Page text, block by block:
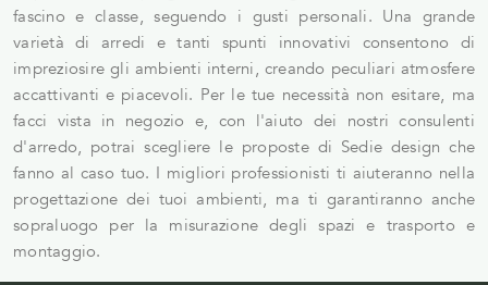
fascino e classe, seguendo i gusti personali. Una grande
varietà di arredi e tanti spunti innovativi consentono di
impreziosire gli ambienti interni, creando peculiari atmosfere
accattivanti e piacevoli. Per le tue necessità non esitare, ma
facci vista in negozio e, con l'aiuto dei nostri consulenti
d'arredo, potrai scegliere le proposte di Sedie design che
fanno al caso tuo. I migliori professionisti ti aiuteranno nella
progettazione dei tuoi ambienti, ma ti garantiranno anche
sopraluogo per la misurazione degli spazi e trasporto e
montaggio.